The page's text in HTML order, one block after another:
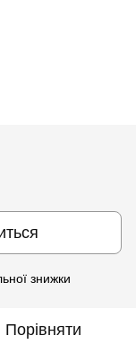
знижки
Порівняти